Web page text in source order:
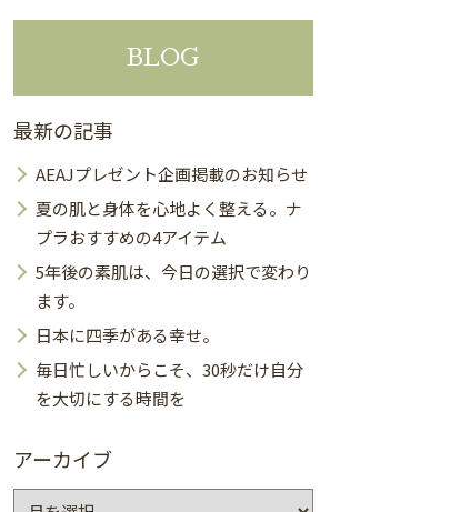
BLOG
最新の記事
AEAJプレゼント企画掲載のお知らせ
夏の肌と身体を心地よく整える。ナ
プラおすすめの4アイテム
5年後の素肌は、今日の選択で変わり
ます。
日本に四季がある幸せ。
毎日忙しいからこそ、30秒だけ自分
を大切にする時間を
アーカイブ